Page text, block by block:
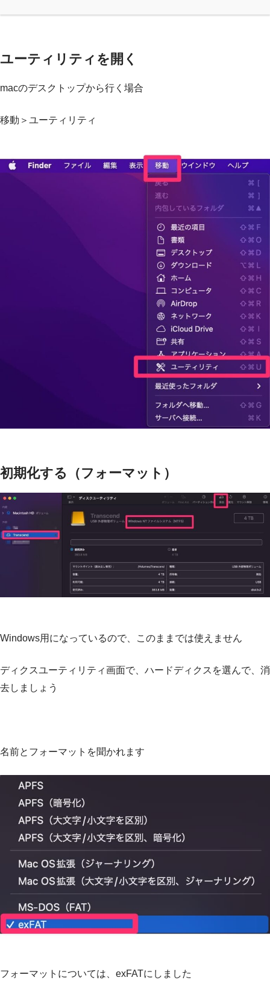
ユーティリティを開く
macのデスクトップから行く場合
移動＞ユーティリティ
初期化する（フォーマット）
Windows用になっているので、このままでは使えません
ディクスユーティリティ画面で、ハードディクスを選んで、消
去しましょう
名前とフォーマットを聞かれます
フォーマットについては、exFATにしました